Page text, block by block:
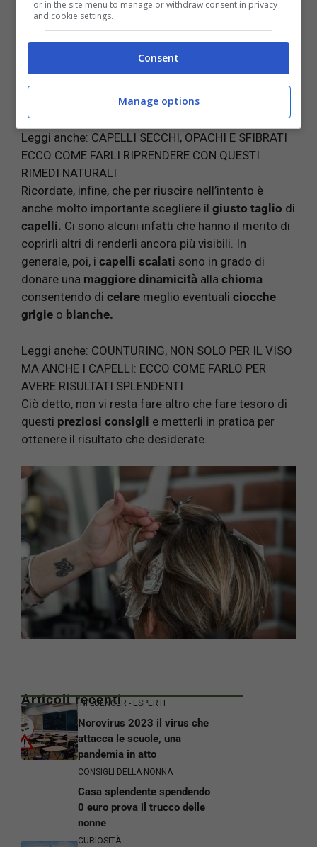
hanno ilvantaggio
da un lato di non dover stare a
ritoccare continuamente la ricrescita facendo
risparmiare
eccessivamente i capelli
quanto è sufficiente anche unadose minimadi
Leggi anche: CAPELLI SECCHI, OPACHI E SFIBRATI
ECCO COME FARLI RIPRENDERE CON QUESTI
RIMEDI NATURALI
Ricordate, infine, che per riuscire nell’intento è
anche molto importante scegliere il giusto taglio di
capelli. Ci sono alcuni infatti che hanno il merito di
coprirli altri di renderli ancora più visibili. In
generale, poi, i capelli scalati sono in grado di
donare una maggiore dinamicità alla chioma
consentendo di celare meglio eventuali ciocche
grigie o bianche.
Leggi anche: COUNTURING, NON SOLO PER IL VISO
MA ANCHE I CAPELLI: ECCO COME FARLO PER
AVERE RISULTATI SPLENDENTI
Ciò detto, non vi resta fare altro che fare tesoro di
questi preziosi consigli e metterli in pratica per
ottenere il risultato che desiderate.
Articoli recentiINFLUENCER - ESPERTI
Norovirus 2023 il virus che
attacca le scuole, una
pandemia in atto
CONSIGLI DELLA NONNA
Casa splendente spendendo
0 euro prova il trucco delle
nonne
CURIOSITÀ
or in the site menu to manage or withdraw consent in privacy
and cookie settings.
Consent
Manage options